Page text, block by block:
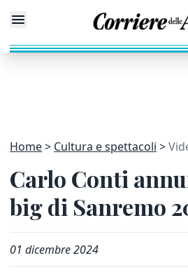
Home Cultura e spettacoli
Carlo Conti
big di Sanremo
01 dicembre 2024